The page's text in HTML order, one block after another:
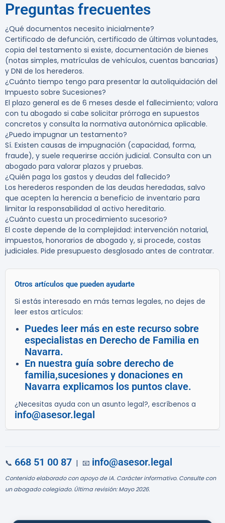
Preguntas frecuentes
¿Qué documentos necesito inicialmente?
Certificado de defunción, certificado de últimas voluntades,
copia del testamento si existe, documentación de bienes
(notas simples, matrículas de vehículos, cuentas bancarias)
y DNI de los herederos.
¿Cuánto tiempo tengo para presentar la autoliquidación del
Impuesto sobre Sucesiones?
El plazo general es de 6 meses desde el fallecimiento; valora
con tu abogado si cabe solicitar prórroga en supuestos
concretos y consulta la normativa autonómica aplicable.
¿Puedo impugnar un testamento?
Sí. Existen causas de impugnación (capacidad, forma,
fraude), y suele requerirse acción judicial. Consulta con un
abogado para valorar plazos y pruebas.
¿Quién paga los gastos y deudas del fallecido?
Los herederos responden de las deudas heredadas, salvo
que acepten la herencia a beneficio de inventario para
limitar la responsabilidad al activo hereditario.
¿Cuánto cuesta un procedimiento sucesorio?
El coste depende de la complejidad: intervención notarial,
impuestos, honorarios de abogado y, si procede, costas
judiciales. Pide presupuesto desglosado antes de contratar.
Otros artículos que pueden ayudarte
Si estás interesado en más temas legales, no dejes de
leer estos artículos:
Puedes leer más en este recurso sobre
especialistas en Derecho de Familia en
Navarra.
En nuestra guía sobre derecho de
familia,sucesiones y donaciones en
Navarra explicamos los puntos clave.
¿Necesitas ayuda con un asunto legal?, escríbenos a
info@asesor.legal
📞 668 51 00 87 | 📧 info@asesor.legal
Contenido elaborado con apoyo de IA. Carácter informativo. Consulte con
un abogado colegiado. Última revisión: Mayo 2026.